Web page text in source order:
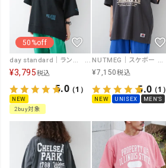
50%off
day standard｜ランダムロゴパーカー [[J261085-28]][D]
¥3,795税込
5.0（1）
NEW
2buy対象
NUTMEG｜スケボー [[2J7-16520]][D]
¥7,150税込
5.0（1）
NEW UNISEX MEN'S